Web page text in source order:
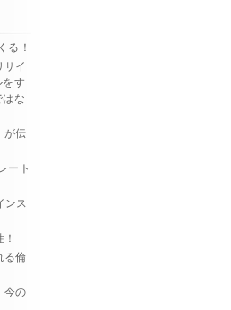
る！
サイ
をす
はな
が伝
ート
ンス
る倫
今の